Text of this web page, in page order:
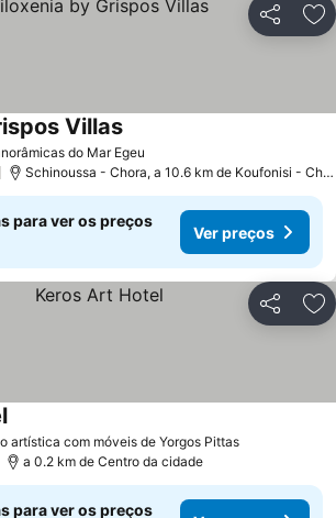
Partilhar
do Mar Egeu
Villas
Schinoussa - Chora, a 10.6 km de Koufonisi - Chora
para ver os preços
Ver preços
Partilhar
artística com móveis de Yorgos Pittas
a 0.2 km de Centro da cidade
para ver os preços